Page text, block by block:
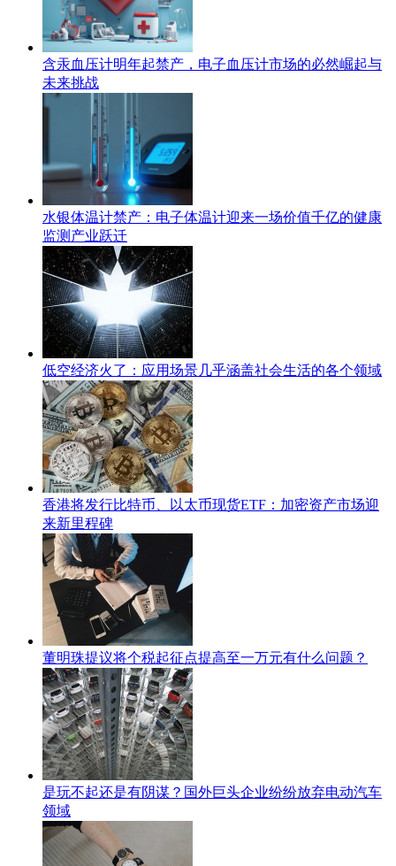
含汞血压计明年起禁产，电子血压计市场的必然崛起与
未来挑战
水银体温计禁产：电子体温计迎来一场价值千亿的健康
监测产业跃迁
低空经济火了：应用场景几乎涵盖社会生活的各个领域
香港将发行比特币、以太币现货ETF：加密资产市场迎
来新里程碑
董明珠提议将个税起征点提高至一万元有什么问题？
是玩不起还是有阴谋？国外巨头企业纷纷放弃电动汽车
领域